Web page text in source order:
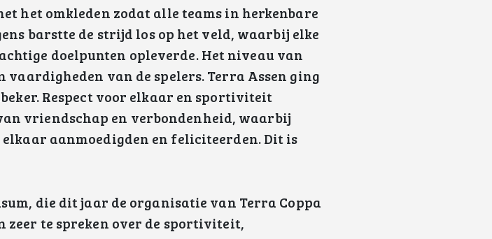
het omkleden zodat alle teams in herkenbare
barstte de strijd los op het veld, waarbij elke
doelpunten opleverde. Het niveau van
vaardigheden van de spelers. Terra Assen ging
Respect voor elkaar en sportiviteit
vriendschap en verbondenheid, waarbij
aanmoedigden en feliciteerden. Dit is
die dit jaar de organisatie van Terra Coppa
zeer te spreken over de sportiviteit,